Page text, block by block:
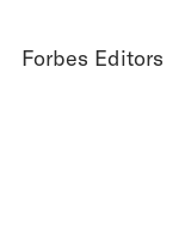
Forbes Editors